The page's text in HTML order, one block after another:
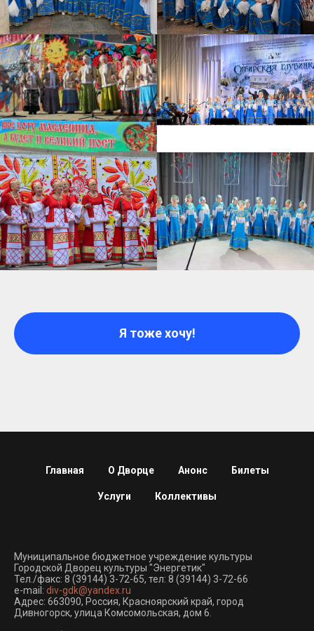
Я тоже хочу!
Главная О Дворце Анонс Билеты
Услуги Коллективы
Муниципальное бюджетное учреждение культуры
Городской Дворец культуры "Энергетик"
Тел./факс: 8 (39144) 3-72-65, тел: 8 (39144) 3-72-66
e-mail: div-gdk@yandex.ru
Адрес: 663090, Россия, Красноярский край, город
Дивногорск, улица Комсомольская, дом 6.